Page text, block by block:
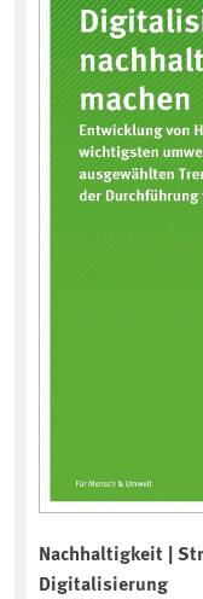
Nachhaltigkeit |
Digitalisierung